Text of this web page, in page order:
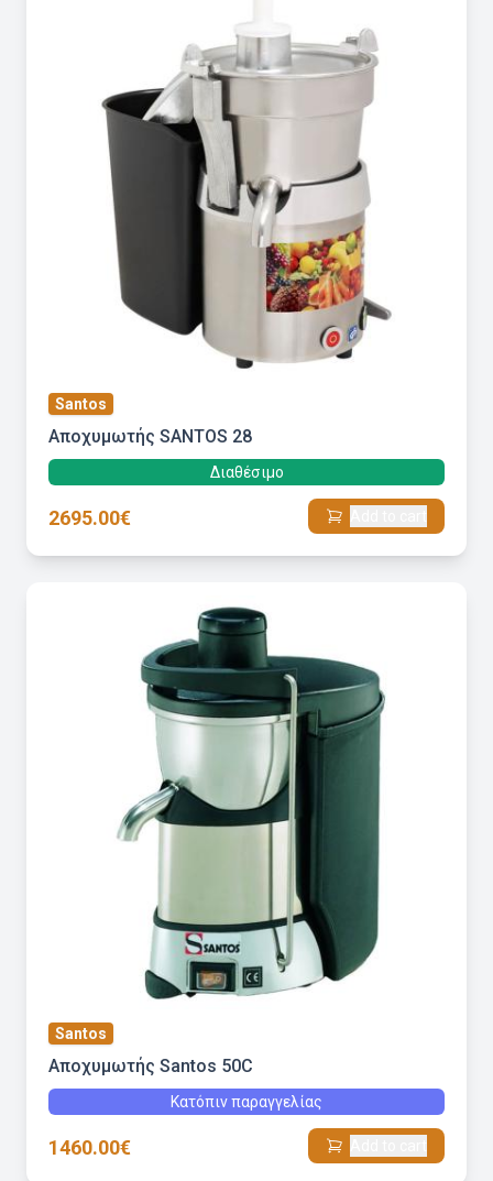
Santos
Αποχυμωτής SANTOS 28
Διαθέσιμο
2695.00€
Santos
Αποχυμωτής Santos 50C
Κατόπιν παραγγελίας
1460.00€